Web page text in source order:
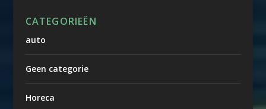
CATEGORIEËN
auto
Geen categorie
Horeca